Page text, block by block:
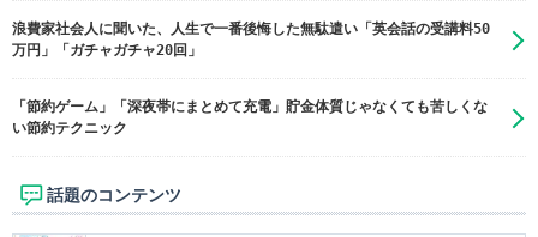
浪費家社会人に聞いた、人生で一番後悔した無駄遣い「英会話の受講料50
万円」「ガチャガチャ20回」
「節約ゲーム」「深夜帯にまとめて充電」貯金体質じゃなくても苦しくな
い節約テクニック
話題のコンテンツ